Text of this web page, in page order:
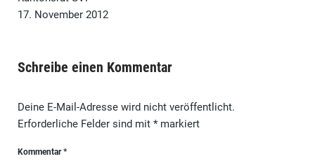
17. November 2012
Schreibe einen Kommentar
Deine E-Mail-Adresse wird nicht veröffentlicht.
Erforderliche Felder sind mit *markiert
Kommentar*